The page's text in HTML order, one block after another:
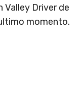
Valley Driver de
momento.